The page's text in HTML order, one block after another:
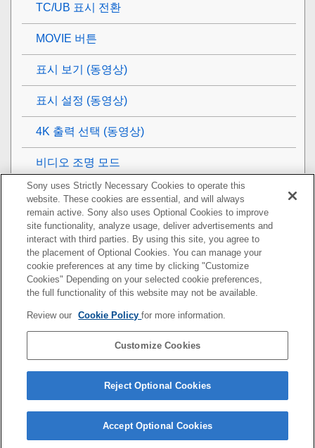
TC/UB 표시 전환
MOVIE 버튼
표시 보기 (동영상)
표시 설정 (동영상)
4K 출력 선택 (동영상)
비디오 조명 모드
보기
카메라의 사용자 설정
네트워크 기능 사용하기
컴퓨터 사용하기
MENU 항목 목록
사전 주의 사항/본 제품
문제가 발생했을 때는
Sony uses Strictly Necessary Cookies to operate this
website. These cookies are essential, and will always
remain active. Sony also uses Optional Cookies to improve
site functionality, analyze usage, deliver advertisements and
interact with third parties. By using this site, you agree to
the placement of Optional Cookies. You can manage your
cookie preferences at any time by clicking "Customize
Cookies" Depending on your selected cookie preferences,
the full functionality of this website may not be available.
Review our Cookie Policyfor more information.
Customize Cookies
Reject Optional Cookies
Accept Optional Cookies